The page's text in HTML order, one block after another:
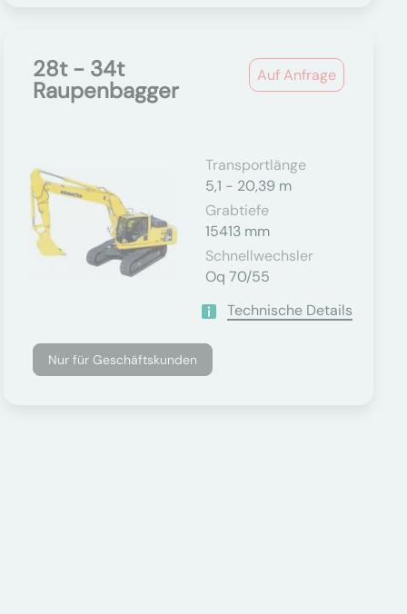
Auf Anfrage
28t - 34t
Raupenbagger
Transportlänge
5,1 - 20,39 m
Grabtiefe
15413 mm
Schnellwechsler
Oq 70/55
Technische Details
Nur für Geschäftskunden